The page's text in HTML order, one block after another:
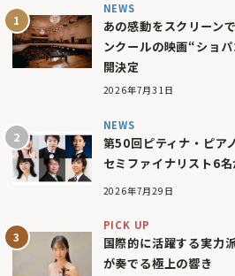
NEWS
あの感動をスクリーン
ンクールの映画“ショ
開決定
2026年7月31日
NEWS
第50回ピティナ・ピア
セミファイナリスト6名
2026年7月29日
PICK UP
国際的に活躍する実力
が奏でる極上の響き